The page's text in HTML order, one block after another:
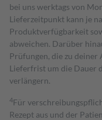
bei uns werktags von
Lieferzeitpunkt kann je
Produktverfügbarkeit
abweichen. Darüber
Prüfungen, die zu
Lieferfrist um die Dauer
verlängern.
4Für
Rezept aus und der